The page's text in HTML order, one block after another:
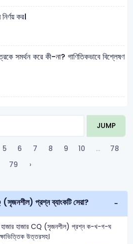
কর।
সমর্থন করে কী-না? গাণিতিকভাবে বিশ্লেষণ
JUMP
5 6 7 8 9 10 ...
78
79
›
(সৃজনশীল) প্রশ্ন ব্যাংকটি সেরা?
হাজার হাজার CQ (সৃজনশীল) প্রশ্ন ক-খ-গ-ঘ
উত্তরসহ।